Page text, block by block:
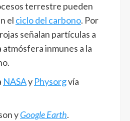
terrestre pueden
el ciclo del carbono. Por
señalan partículas a
atmósfera inmunes a la
NASAy Physorgvía
yGoogle Earth.